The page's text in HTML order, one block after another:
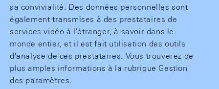
sa convivialité. Des données personnelles sont
également transmises à des prestataires de
services vidéo à l'étranger, à savoir dans le
monde entier, et il est fait utilisation des outils
d'analyse de ces prestataires. Vous trouverez de
plus amples informations à la rubrique Gestion
des paramètres.